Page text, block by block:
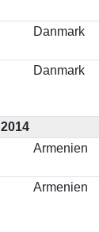
Danmark
Danmark
2014
Armenien
Armenien